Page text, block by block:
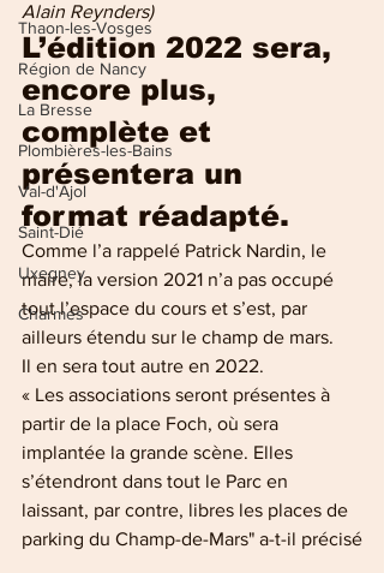
Thaon-les-Vosges
Région de Nancy
La Bresse
Plombières-les-Bains
Val-d'Ajol
Saint-Dié
Uxegney
Charmes
Alain Reynders)
L’édition 2022 sera,
encore plus,
complète et
présentera un
format réadapté.
Comme l’a rappelé Patrick Nardin, le
maire, la version 2021 n’a pas occupé
tout l’espace du cours et s’est, par
ailleurs étendu sur le champ de mars.
Il en sera tout autre en 2022.
« Les associations seront présentes à
partir de la place Foch, où sera
implantée la grande scène. Elles
s’étendront dans tout le Parc en
laissant, par contre, libres les places de
parking du Champ-de-Mars" a-t-il précisé